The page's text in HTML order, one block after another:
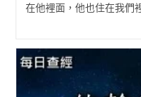
在他裡面，他也住在我們